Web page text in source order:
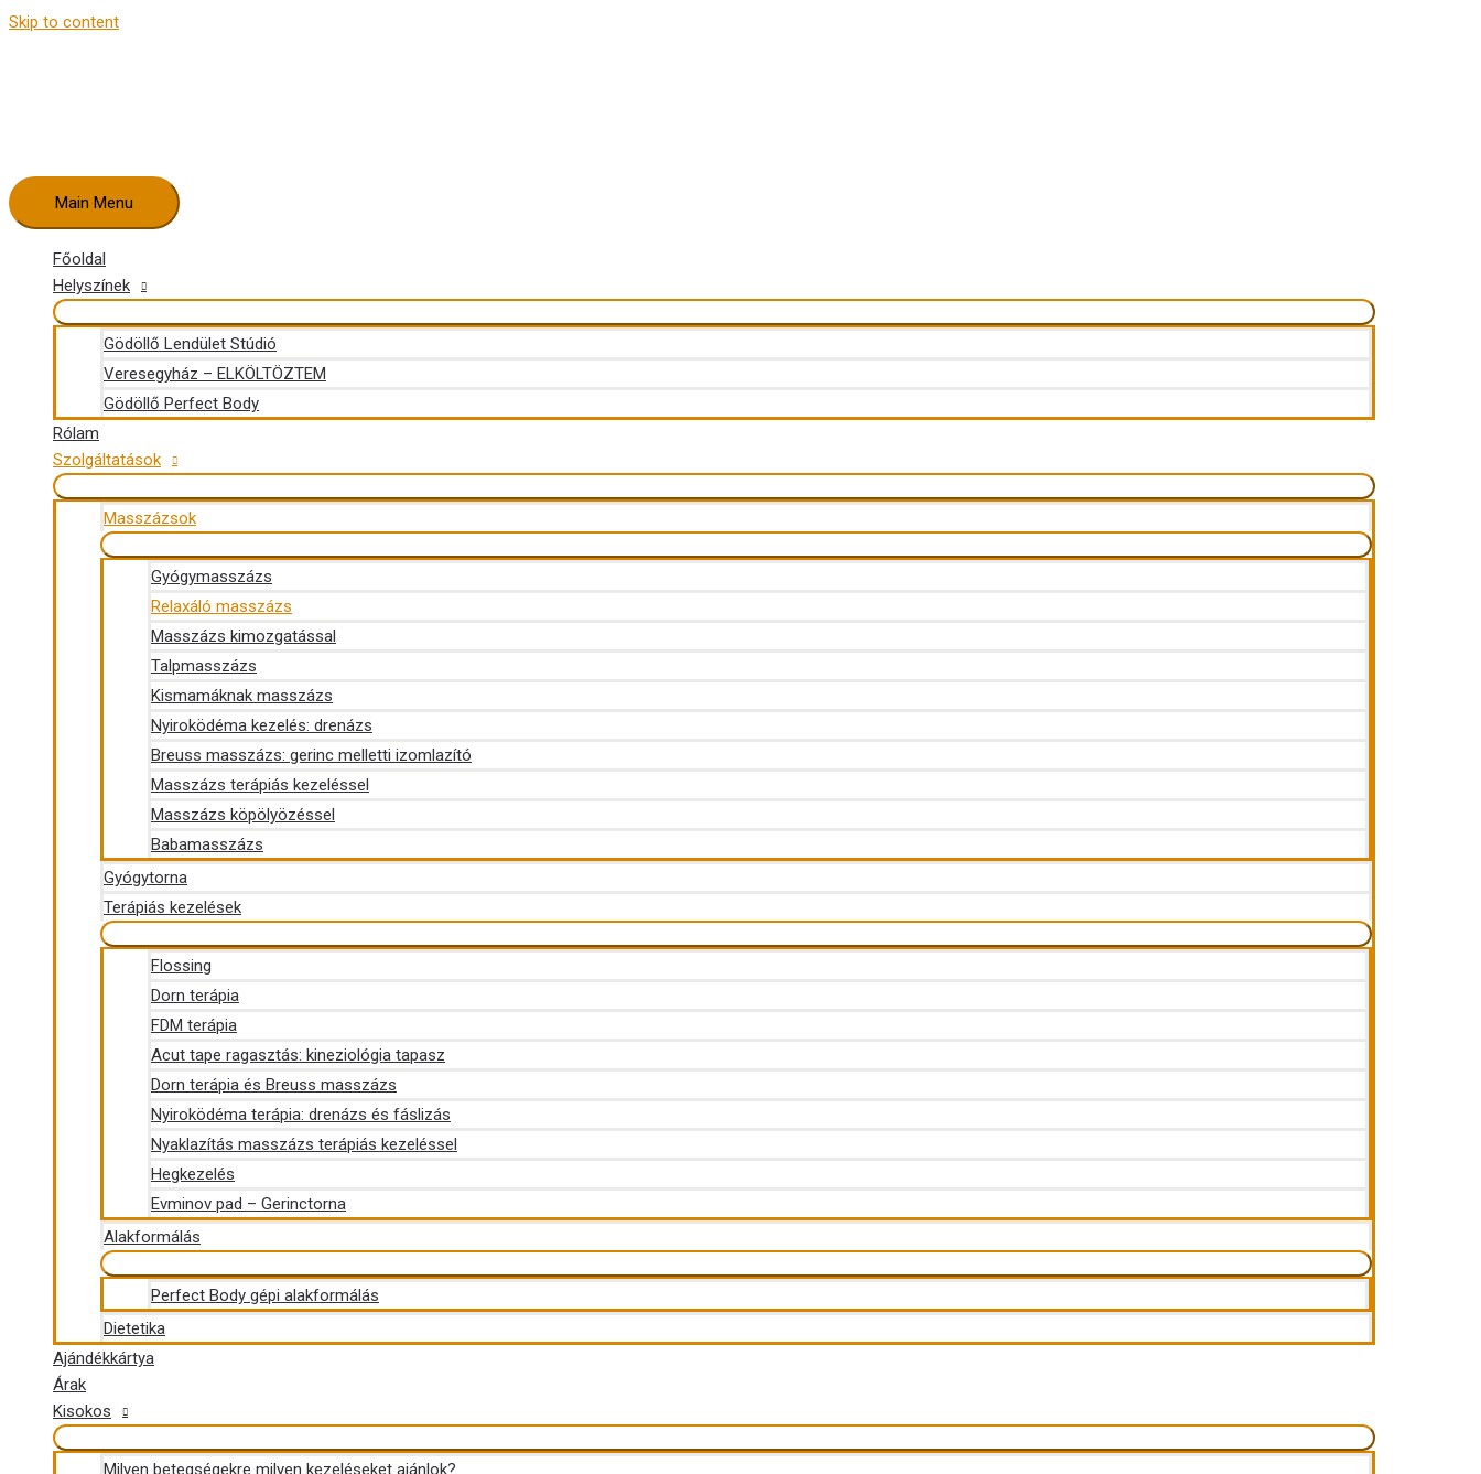
Skip to content
Main Menu
Főoldal
Helyszínek
Gödöllő Lendület Stúdió
Veresegyház – ELKÖLTÖZTEM
Gödöllő Perfect Body
Rólam
Szolgáltatások
Masszázsok
Gyógymasszázs
Relaxáló masszázs
Masszázs kimozgatással
Talpmasszázs
Kismamáknak masszázs
Nyiroködéma kezelés: drenázs
Breuss masszázs: gerinc melletti izomlazító
Masszázs terápiás kezeléssel
Masszázs köpölyözéssel
Babamasszázs
Gyógytorna
Terápiás kezelések
Flossing
Dorn terápia
FDM terápia
Acut tape ragasztás: kineziológia tapasz
Dorn terápia és Breuss masszázs
Nyiroködéma terápia: drenázs és fáslizás
Nyaklazítás masszázs terápiás kezeléssel
Hegkezelés
Evminov pad – Gerinctorna
Alakformálás
Perfect Body gépi alakformálás
Dietetika
Ajándékkártya
Árak
Kisokos
Milyen betegségekre milyen kezeléseket ajánlok?